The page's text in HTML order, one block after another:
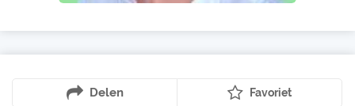
Delen Favoriet